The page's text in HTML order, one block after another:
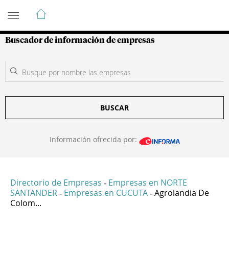
Guía de Empresas Colombianas
Buscador de información de empresas
BUSCAR
Información ofrecida por:
Directorio de Empresas - Empresas en NORTE
SANTANDER - Empresas en CUCUTA - Agrolandia De
Colom...